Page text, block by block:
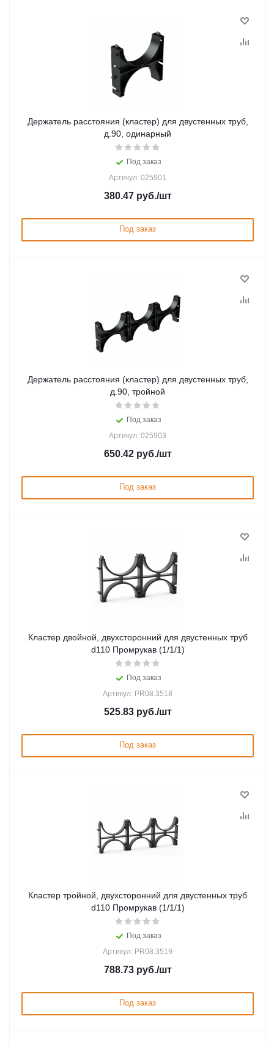
Держатель расстояния (кластер) для двустенных труб,
д.90, одинарный
Под заказ
Артикул: 025901
380.47руб./шт
Под заказ
Держатель расстояния (кластер) для двустенных труб,
д.90, тройной
Под заказ
Артикул: 025903
650.42руб./шт
Под заказ
Кластер двойной, двухсторонний для двустенных труб
d110 Промрукав (1/1/1)
Под заказ
Артикул: PR08.3518
525.83руб./шт
Под заказ
Кластер тройной, двухсторонний для двустенных труб
d110 Промрукав (1/1/1)
Под заказ
Артикул: PR08.3519
788.73руб./шт
Под заказ